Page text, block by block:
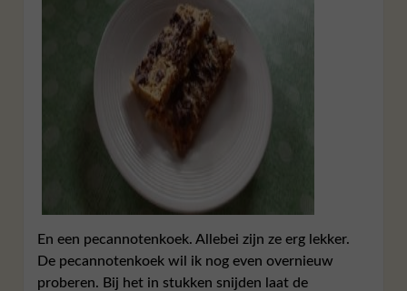
En een pecannotenkoek. Allebei zijn ze erg lekker.
De pecannotenkoek wil ik nog even overnieuw
proberen. Bij het in stukken snijden laat de